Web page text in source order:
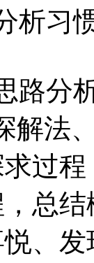
习
分析
解法
过
总
、